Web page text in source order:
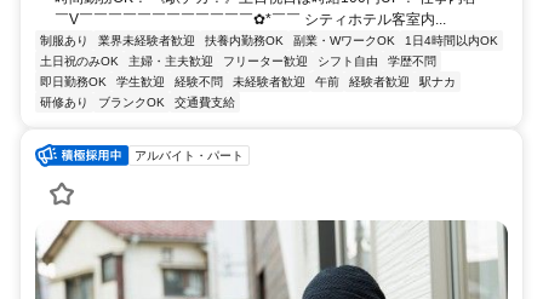
￣V￣￣￣￣￣￣￣￣￣￣￣￣✿*￣￣ シティホテル客室内...
制服あり 業界未経験者歓迎 扶養内勤務OK 副業・WワークOK
1日4時間以内OK
土日祝のみOK
主婦・主夫歓迎 フリーター歓迎 シフト自由
学歴不問
即日勤務OK
学生歓迎 経験不問 未経験者歓迎 午前 経験者歓迎
駅ナカ
研修あり
ブランクOK 交通費支給
アルバイト・パート